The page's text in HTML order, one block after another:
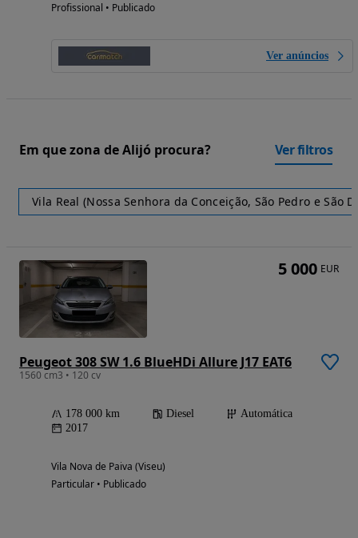
Profissional • Publicado
Ver anúncios
Em que zona de Alijó procura? Ver filtros
Vila Real (Nossa Senhora da Conceição, São Pedro e São
Peugeot 308 SW 1.6 BlueHDi Allure J17 EAT6
1560 cm3 • 120 cv
178 000 km Diesel
Automática
2017
Vila Nova de Paiva (Viseu)
Particular • Publicado
5 000 EUR